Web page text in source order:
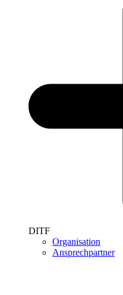
DITF
Organisation
Ansprechpartner